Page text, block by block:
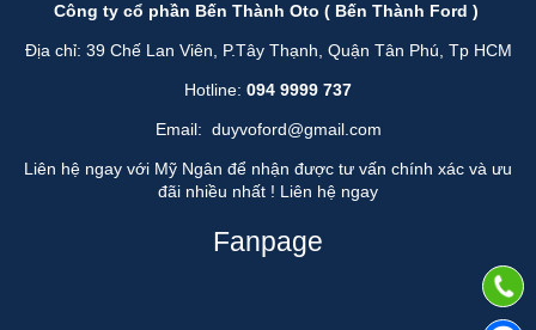
Công ty cổ phần Bến Thành Oto ( Bến Thành Ford )
Địa chỉ: 39 Chế Lan Viên, P.Tây Thạnh, Quận Tân Phú, Tp HCM
Hotline: 094 9999 737
Email: duyvoford@gmail.com
Liên hệ ngay với Mỹ Ngân để nhận được tư vấn chính xác và ưu
đãi nhiều nhất ! Liên hệ ngay
Fanpage